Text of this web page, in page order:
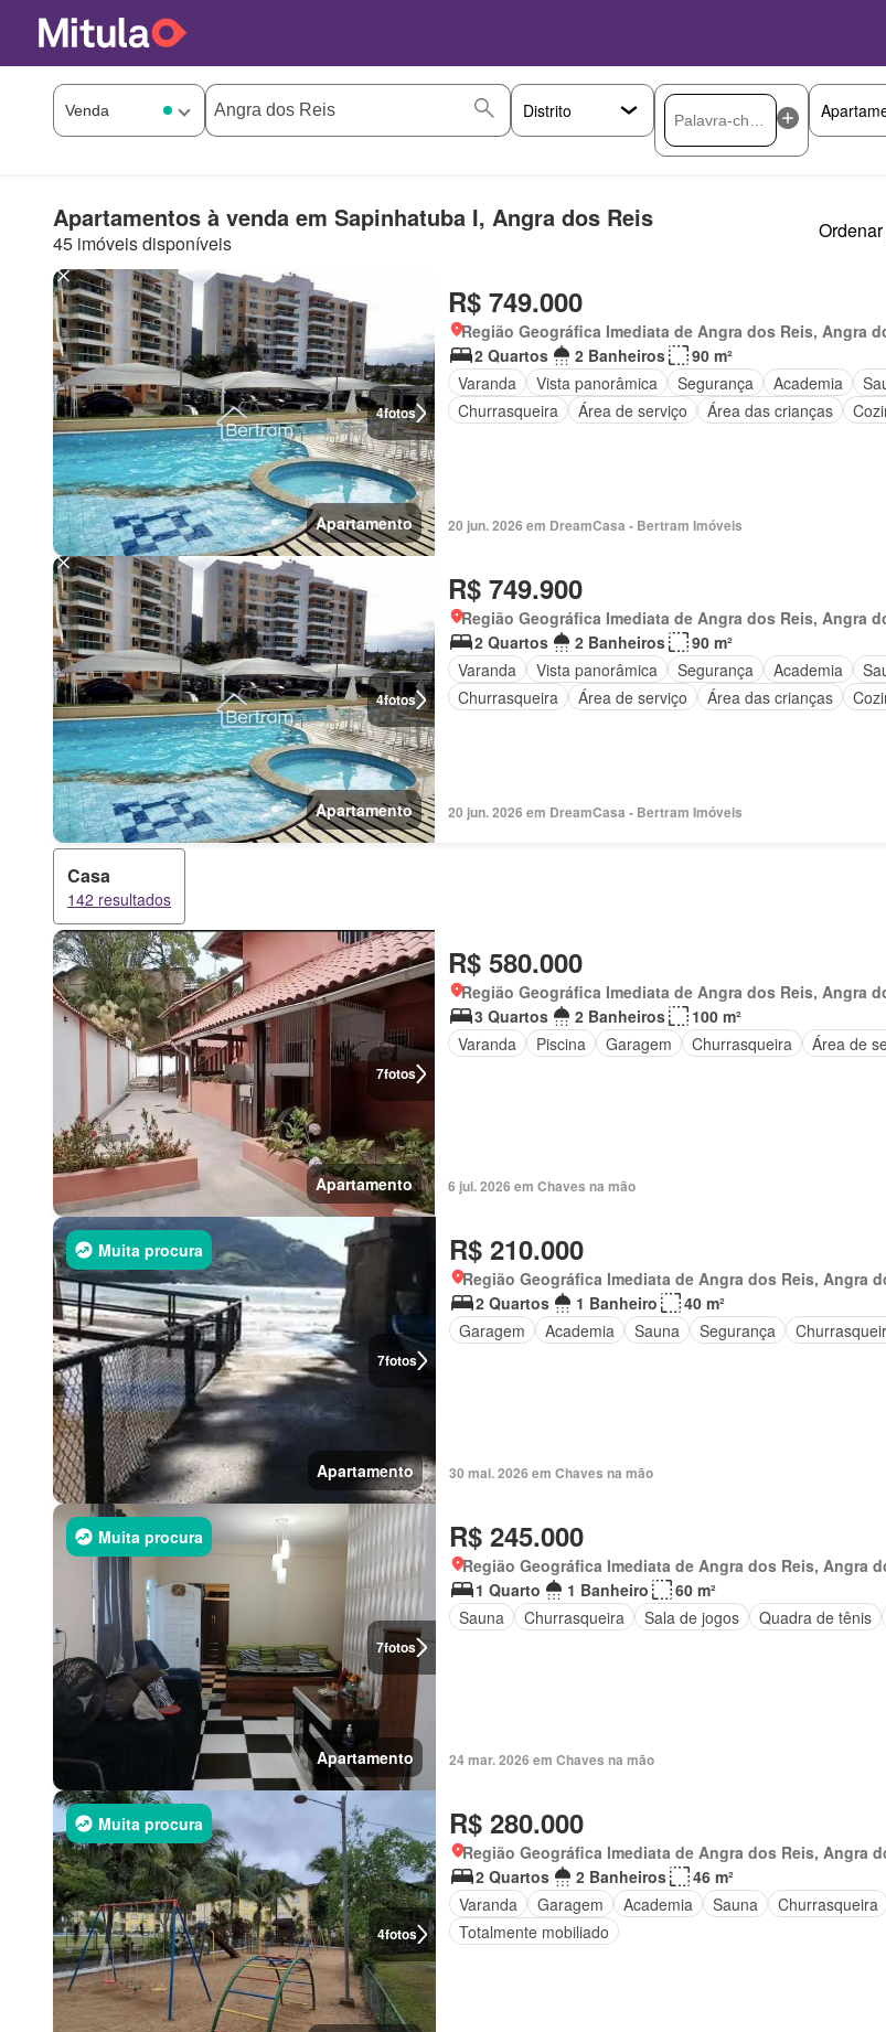
Apartamentos à venda em Sapinhatuba I, Angra dos Reis
45 imóveis disponíveis
4fotos
Apartamento
R$ 749.000
Região Geográfica Imediata de Angra dos Reis, Angra
2 Quartos
2 Banheiros
90 m²
Varanda
Vista panorâmica Segurança Academia
Churrasqueira
Área de serviço Área das crianças
20 jun. 2026 em DreamCasa - Bertram Imóveis
4fotos
Apartamento
R$ 749.900
Região Geográfica Imediata de Angra dos Reis, Angra
2 Quartos
2 Banheiros
90 m²
Varanda
Vista panorâmica Segurança Academia
Churrasqueira
Área de serviço Área das crianças
20 jun. 2026 em DreamCasa - Bertram Imóveis
Casa
142 resultados
7fotos
Apartamento
R$ 580.000
Região Geográfica Imediata de Angra dos Reis, Angra
3 Quartos
2 Banheiros
100 m²
Varanda
Piscina Garagem Churrasqueira Área de
6 jul. 2026 em Chaves na mão
7fotos
Muita procura
Apartamento
R$ 210.000
Região Geográfica Imediata de Angra dos Reis, Angra
2 Quartos
1 Banheiro
40 m²
Garagem
Academia Sauna Segurança
30 mai. 2026 em Chaves na mão
7fotos
Muita procura
Apartamento
R$ 245.000
Região Geográfica Imediata de Angra dos Reis, Angra
1 Quarto
1 Banheiro
60 m²
Sauna
Churrasqueira Sala de jogos Quadra de tênis
24 mar. 2026 em Chaves na mão
4fotos
Muita procura R$ 280.000
Região Geográfica Imediata de Angra dos Reis, Angra
2 Quartos
2 Banheiros
46 m²
Varanda
Garagem Academia Sauna Churrasqueira
Totalmente mobiliado